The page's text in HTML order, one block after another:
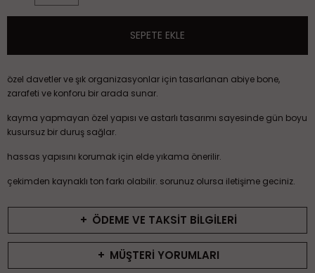
SEPETE EKLE
özel davetler ve şık organizasyonlar için tasarlanan abiye bone,
zarafeti ve konforu bir arada sunar.
kayma yapmayan özel yapısı ve astarlı tasarımı sayesinde gün boyu
kusursuz bir duruş sağlar.
hassas yapısını korumak için elde yıkama önerilir.
çekimden kaynaklı ton farkı olabilir. sorunuz olursa iletişime geciniz.
+ ÖDEME VE TAKSİT BİLGİLERİ
+ MÜŞTERİ YORUMLARI